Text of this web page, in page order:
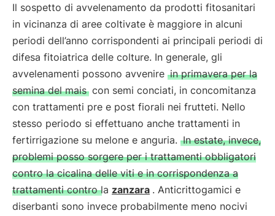
Il sospetto di avvelenamento da prodotti fitosanitari
in vicinanza di aree coltivate è maggiore in alcuni
periodi dell’anno corrispondenti ai principali periodi di
difesa fitoiatrica delle colture. In generale, gli
avvelenamenti possono avvenire in primavera per la
semina del mais con semi conciati, in concomitanza
con trattamenti pre e post fiorali nei frutteti. Nello
stesso periodo si effettuano anche trattamenti in
fertirrigazione su melone e anguria. In estate, invece,
problemi posso sorgere per i trattamenti obbligatori
contro la cicalina delle viti e in corrispondenza a
trattamenti contro la zanzara . Anticrittogamici e
diserbanti sono invece probabilmente meno nocivi